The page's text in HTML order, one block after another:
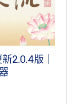
2.0.4版｜